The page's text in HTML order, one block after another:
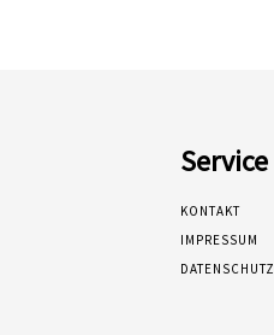
Service
KONTAKT
IMPRESSUM
DATENSCHUTZ